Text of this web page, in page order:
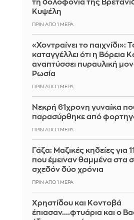
τη δολοφονία της
Κυψέλη
ΠΡΙΝ ΑΠΌ 1 ΜΈΡΑ
«Χοντραίνει το παιχνίδι»:
καταγγέλλει ότι η Βόρεια
αναπτύσσει πυραυλική
Ρωσία
ΠΡΙΝ ΑΠΌ 1 ΜΈΡΑ
Νεκρή 61χρονη γυναίκα
παρασύρθηκε από
ΠΡΙΝ ΑΠΌ 1 ΜΈΡΑ
Γάζα: Μαζικές κηδείες για
που έμειναν θαμμένα στα
σχεδόν δύο χρόνια
ΠΡΙΝ ΑΠΌ 1 ΜΈΡΑ
Χρηστίδου και Κοντοβά
έπιασαν....φτυάρια και ο